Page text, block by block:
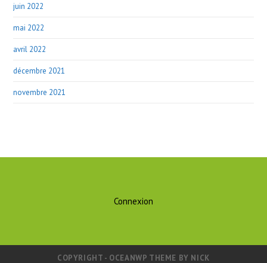
juin 2022
mai 2022
avril 2022
décembre 2021
novembre 2021
Connexion
COPYRIGHT - OCEANWP THEME BY NICK